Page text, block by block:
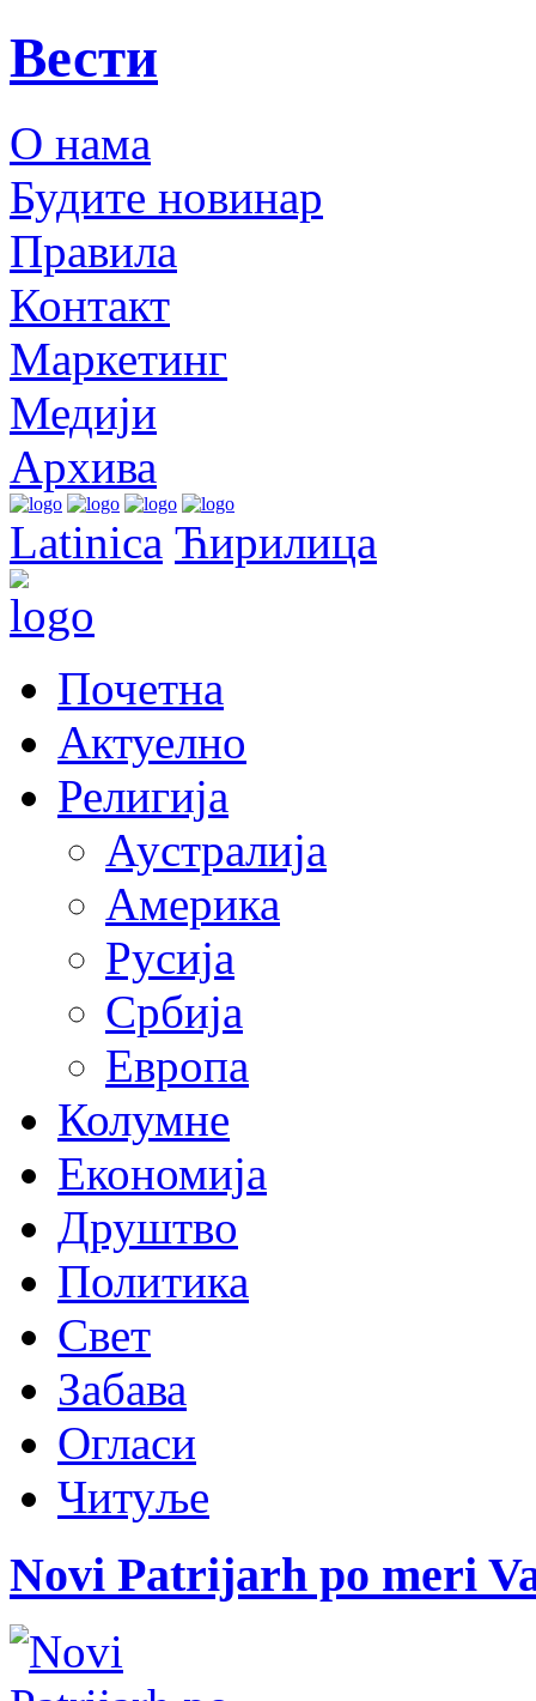
Вести
О нама
Будите новинар
Правила
Контакт
Маркетинг
Медији
Архива
Latinica Ћирилица
Почетна
Актуелно
Религија
Аустралија
Америка
Русија
Србија
Европа
Колумне
Економија
Друштво
Политика
Свет
Забава
Огласи
Читуље
Novi Patrijarh po meri